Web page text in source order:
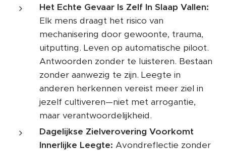
Het Echte Gevaar Is Zelf In Slaap Vallen:
Elk mens draagt het risico van
mechanisering door gewoonte, trauma,
uitputting. Leven op automatische piloot.
Antwoorden zonder te luisteren. Bestaan
zonder aanwezig te zijn. Leegte in
anderen herkennen vereist meer ziel in
jezelf cultiveren—niet met arrogantie,
maar verantwoordelijkheid.
Dagelijkse Zielverovering Voorkomt
Innerlijke Leegte: Avondreflectie zonder